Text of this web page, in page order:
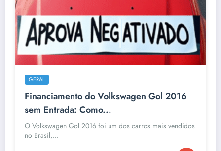
GERAL
Financiamento do Volkswagen Gol 2016
sem Entrada: Como...
O Volkswagen Gol 2016 foi um dos carros mais vendidos
no Brasil,...